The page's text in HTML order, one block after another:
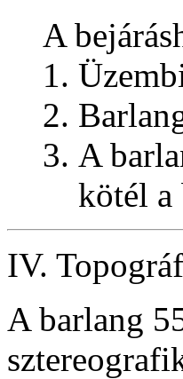
A
A
kötél a
IV.
A barlang